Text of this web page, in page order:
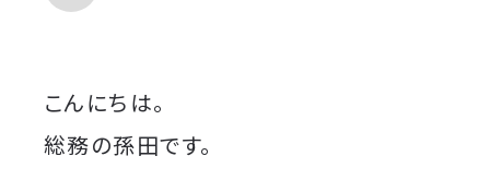
こんにちは。
総務の孫田です。